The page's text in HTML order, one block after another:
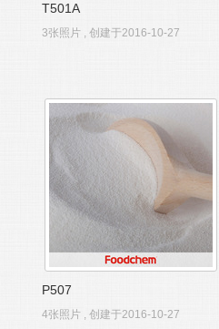
T501A
3张照片 , 创建于2016-10-27
P507
4张照片 , 创建于2016-10-27